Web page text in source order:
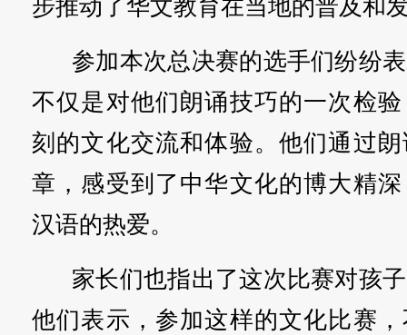
步推动了华文教育在当地的普及和
参加本次总决赛的选手们纷纷
不仅是对他们朗诵技巧的一次检
刻的文化交流和体验。他们通过
章，感受到了中华文化的博大精
汉语的热爱。
家长们也指出了这次比赛对孩
他们表示，参加这样的文化比赛